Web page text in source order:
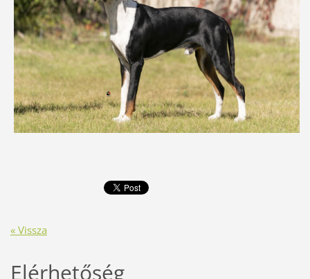
« Vissza
Elérhetőség